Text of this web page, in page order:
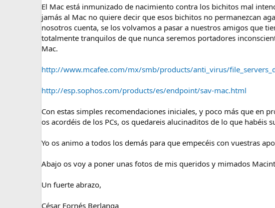
El Mac está inmunizado de nacimiento contra los bichitos mal
jamás al Mac no quiere decir que esos bichitos no permanezcan
nosotros cuenta, se los volvamos a pasar a nuestros amigos que
totalmente tranquilos de que nunca seremos portadores
Mac.
http://www.mcafee.com/mx/smb/products/anti_virus/
http://esp.sophos.com/products/es/endpoint/sav-mac.html
Con estas simples recomendaciones iniciales, y poco más que en
os acordéis de los PCs, os quedareis alucinaditos de lo que habéis
Yo os animo a todos los demás para que empecéis con vuestras
Abajo os voy a poner unas fotos de mis queridos y mimados
Un fuerte abrazo,
César Fornés Berlanga